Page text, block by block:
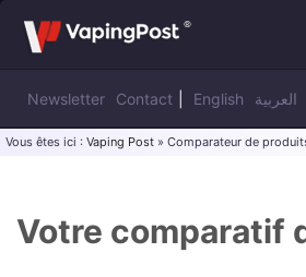
Newsletter Contact English العربية
Vous êtes ici : Vaping Post » Comparateur de
Votre comparatif